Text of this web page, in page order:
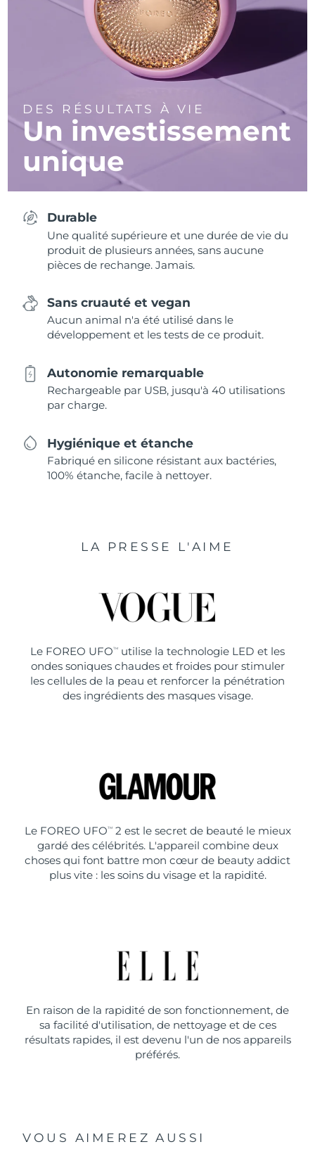
DES RÉSULTATS À VIE
Un investissement
unique
Durable
Une qualité supérieure et une durée de vie du
produit de plusieurs années, sans aucune
pièces de rechange. Jamais.
Sans cruauté et vegan
Aucun animal n'a été utilisé dans le
développement et les tests de ce produit.
Autonomie remarquable
Rechargeable par USB, jusqu'à 40 utilisations
par charge.
Hygiénique et étanche
Fabriqué en silicone résistant aux bactéries,
100% étanche, facile à nettoyer.
LA PRESSE L'AIME
Le FOREO UFO TM
utilise la technologie LED et les
ondes soniques chaudes et froides pour stimuler
les cellules de la peau et renforcer la pénétration
des ingrédients des masques visage.
Le FOREO UFO TM2 est le secret de beauté le mieux
gardé des célébrités. L'appareil combine deux
choses qui font battre mon cœur de beauty addict
plus vite : les soins du visage et la rapidité.
En raison de la rapidité de son fonctionnement, de
sa facilité d'utilisation, de nettoyage et de ces
résultats rapides, il est devenu l'un de nos appareils
préférés.
VOUS AIMEREZ AUSSI